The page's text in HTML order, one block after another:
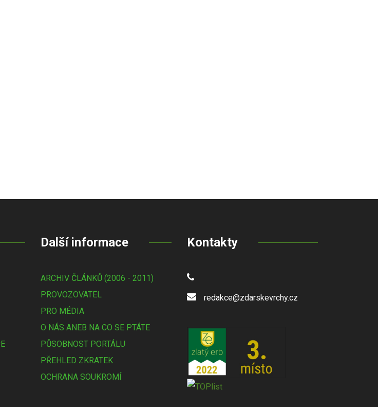
Další informace
ARCHIV ČLÁNKŮ (2006 - 2011)
PROVOZOVATEL
PRO MÉDIA
O NÁS ANEB NA CO SE PTÁTE
PŮSOBNOST PORTÁLU
PŘEHLED ZKRATEK
OCHRANA SOUKROMÍ
Kontakty
redakce@zdarskevrchy.cz